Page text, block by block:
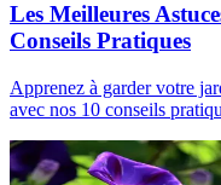
Les Meilleures
Conseils Pratiques
Apprenez à garder votre
avec nos 10 conseils